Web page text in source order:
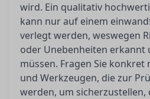
wird. Ein qualitativ
kann nur auf einem
verlegt werden, weswegen
oder Unebenheiten erkannt
müssen. Fragen Sie konkret
und Werkzeugen, die zur
werden, um sicherzustellen,